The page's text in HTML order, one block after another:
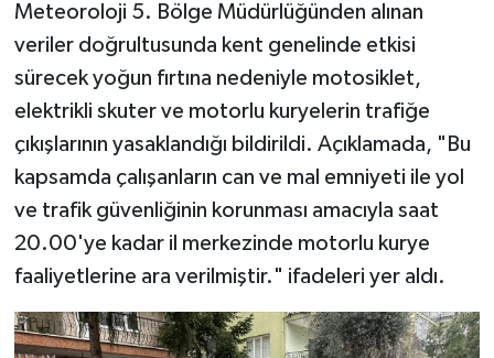
Meteoroloji 5. Bölge Müdürlüğünden alınan
veriler doğrultusunda kent genelinde etkisi
sürecek yoğun fırtına nedeniyle motosiklet,
elektrikli skuter ve motorlu kuryelerin trafiğe
çıkışlarının yasaklandığı bildirildi. Açıklamada, "Bu
kapsamda çalışanların can ve mal emniyeti ile yol
ve trafik güvenliğinin korunması amacıyla saat
20.00'ye kadar il merkezinde motorlu kurye
faaliyetlerine ara verilmiştir." ifadeleri yer aldı.